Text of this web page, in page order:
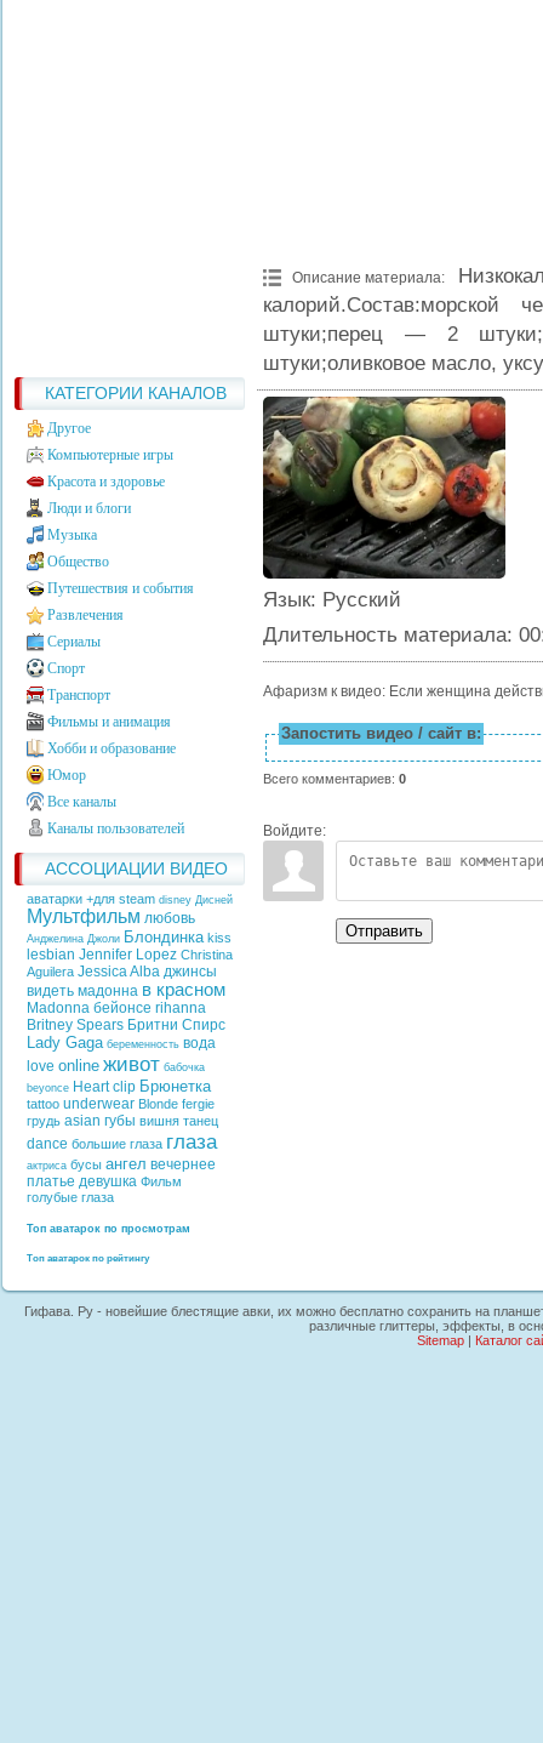
КАТЕГОРИИ КАНАЛОВ
Другое
Компьютерные игры
Красота и здоровье
Люди и блоги
Музыка
Общество
Путешествия и события
Развлечения
Сериалы
Спорт
Транспорт
Фильмы и анимация
Хобби и образование
Юмор
Все каналы
Каналы пользователей
АССОЦИАЦИИ ВИДЕО
аватарки +для steam disney Дисней
Мультфильм любовь
Анджелина Джоли Блондинка kiss
lesbian Jennifer Lopez Christina
Aguilera Jessica Alba джинсы
видеть мадонна в красном
Madonna бейонсе rihanna
Britney Spears Бритни Спирс
Lady Gaga беременность вода
love online живот бабочка
beyonce Heart clip Брюнетка
tattoo underwear Blonde fergie
грудь asian губы вишня танец
dance большие глаза глаза
актриса бусы ангел вечернее
платье девушка Фильм
голубые глаза
Топ аватарок по просмотрам
Топ аватарок по рейтингу
Описание материала:
штуки;перец — 2
штуки;оливковое масло,
Язык: Русский
Длительность материала:
Афаризм к видео: Если женщина
Запостить видео / сайт в:
Всего комментариев: 0
Войдите:
Отправить
Гифава. Ру - новейшие блестящие авки, их можно бесплатно сохранить на
различные глиттеры, эффекты, в
Sitemap| Каталог